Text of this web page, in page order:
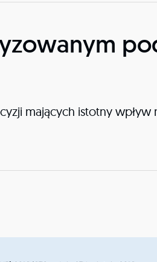
mających istotny